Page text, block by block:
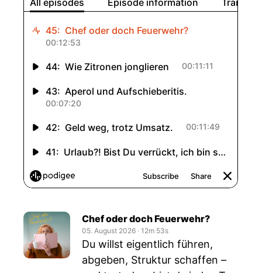
Chef oder doch Feuerwehr?
05. August 2026 ‧ 12m 53s
Du willst eigentlich führen,
abgeben, Struktur schaffen –